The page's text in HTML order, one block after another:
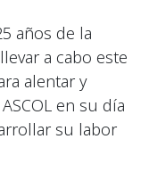
años de la
a cabo este
alentar y
en su día
su labor